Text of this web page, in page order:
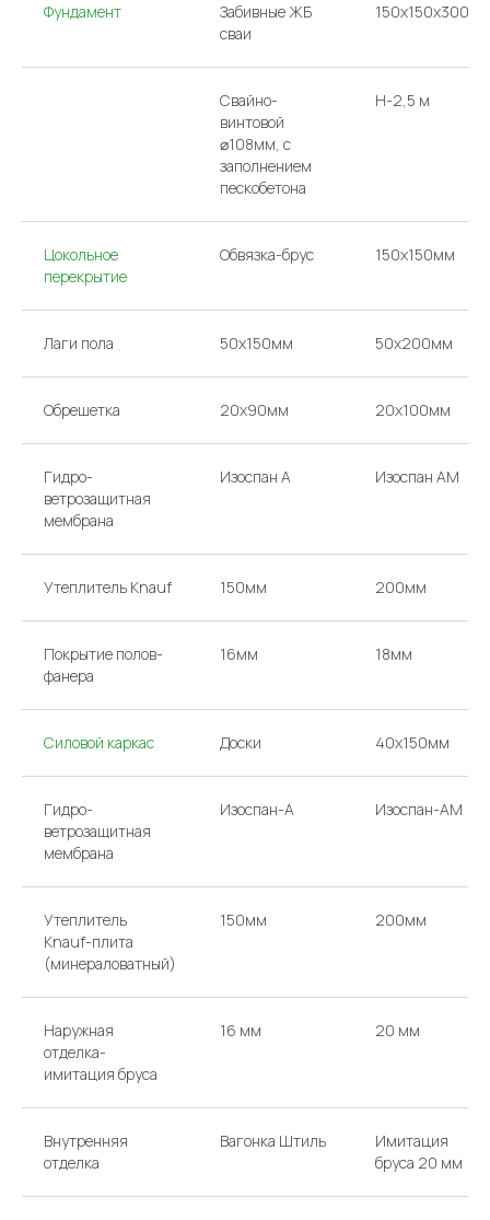
Фундамент
Забивные ЖБ
сваи
150х150х3000
Свайно-
винтовой
⌀108мм, с
заполнением
пескобетона
H-2,5 м
Цокольное
перекрытие
Обвязка-брус 150x150мм
Лаги пола 50х150мм 50х200мм
Обрешетка 20х90мм 20х100мм
Гидро-
ветрозащитная
мембрана
Изоспан А Изоспан AM
Утеплитель Knauf 150мм 200мм
Покрытие полов-
фанера
16мм 18мм
Силовой каркас Доски 40х150мм
Гидро-
ветрозащитная
мембрана
Изоспан-A Изоспан-AM
Утеплитель
Knauf-плита
(минераловатный)
150мм 200мм
Наружная
отделка-
имитация бруса
16 мм 20 мм
Внутренняя
отделка
Вагонка Штиль
Имитация
бруса 20 мм